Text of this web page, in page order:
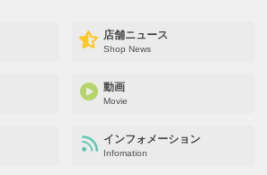
店舗ニュース
Shop News
動画
Movie
インフォメーション
Infomation